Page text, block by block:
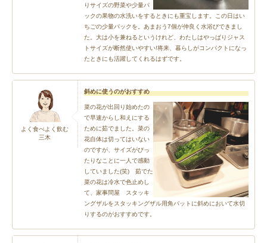
りサイズの野菜や少量パ
ックの果物の水洗いをするときにも重宝します。この日はい
ちごの少量パックを。あまおう7個が仲良く水浴びできまし
た。大は小を兼ねるというけれど、わたしはやっぱりジャス
トサイズが断然使いやすい!将来、暮らしがコンパクトになっ
たときにも活躍してくれるはずです。
よく食べよく飲む
三木
斜めに使うのがおすすめ
菜の花が出回り始めたの
で早速からし和えにする
ために茹でました。菜の
花自体は切ってはいない
のですが、サイズがぴっ
たりなことに一人で感動
していました(笑) 茹でた
菜の花は冷水で色止めし
て、家事問屋 スタッキ
ングザルをスタッキングザル用角バットに斜めにおいて水切
りするのがおすすめです。